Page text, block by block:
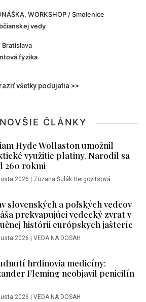
WORKSHOP / Smolenice
vedy
Bratislava
fyzika
všetky podujatia >>
ČLÁNKY
Hyde Wollaston umožnil
využitie platiny. Narodil sa
260 rokmi
2026 Zuzana Šulák Hergovitsová
slovenských a poľských vedcov
prekvapujúci vedecký zvrat v
histórii európskych jašteríc
2026 VEDA NA DOSAH
hrdinovia medicíny:
Fleming neobjavil penicilín
2026 VEDA NA DOSAH